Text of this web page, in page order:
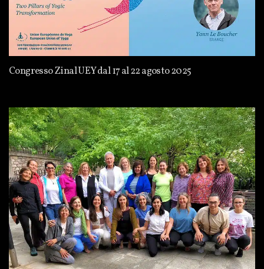
Congresso Zinal UEY dal 17 al 22 agosto 2025